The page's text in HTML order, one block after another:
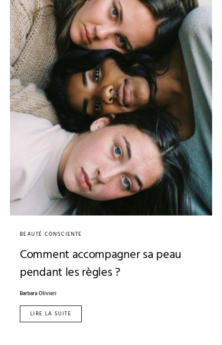
BEAUTÉ CONSCIENTE
Comment accompagner sa peau
pendant les règles ?
Barbara Olivieri
LIRE LA SUITE